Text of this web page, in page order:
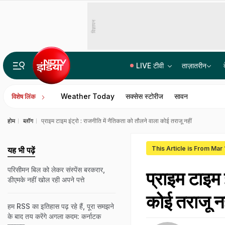
विज्ञापन
LIVE टीवी ताज़ातरीन
विशेष लिंक Weather Today सक्सेस स्टोरीज सावन
होम ब्लॉग प्राइम टाइम इंट्रो : राजनीति में नैतिकता को तौलने वाला कोई तराजू नहीं
This Article is From Mar
प्राइम
कोई तराजू
यह भी पढ़ें
परिसीमन बिल को लेकर संस्पेंस बरकरार,
डीएमके नहीं खोल रही अपने पत्ते
हम RSS का इतिहास पढ़ रहे हैं, पूरा समझने
के बाद तय करेंगे अगला कदम: कर्नाटक